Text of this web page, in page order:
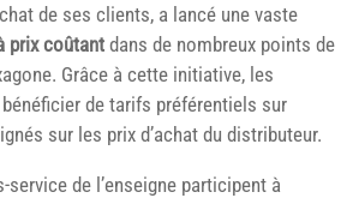
de ses clients, a lancé une vaste
prix coûtant dans de nombreux points de
Grâce à cette initiative, les
de tarifs préférentiels sur
sur les prix d’achat du distributeur.
de l’enseigne participent à